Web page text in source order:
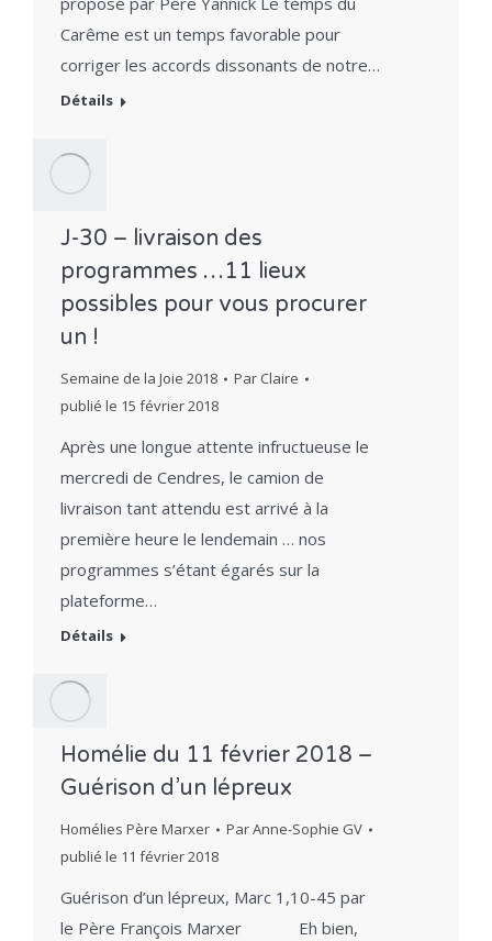
Carême est un temps favorable pour
corriger les accords dissonants de notre…
Détails
J-30 – livraison des
programmes …11 lieux
possibles pour vous procurer
un !
Semaine de la Joie 2018 Par Claire
publié le 15 février 2018
Après une longue attente infructueuse le
mercredi de Cendres, le camion de
livraison tant attendu est arrivé à la
première heure le lendemain … nos
programmes s’étant égarés sur la
plateforme…
Détails
Homélie du 11 février 2018 –
Guérison d’un lépreux
Homélies Père Marxer ParAnne-Sophie GV
publié le 11 février 2018
Guérison d’un lépreux, Marc 1,10-45 par
le Père François Marxer Eh bien,